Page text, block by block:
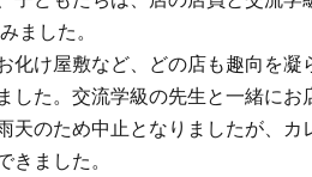
ました。
け屋敷など、どの店も趣向を凝
した。交流学級の先生と一緒に
天のため中止となりましたが、
きました。